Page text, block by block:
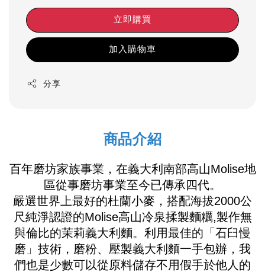
立即購買
加入購物車
分享
商品介紹
百年磨坊家族事業，在義大利南部高山Molise地
區從事磨坊事業至今已傳承四代。
嚴選世界上最好的杜蘭小麥，搭配海拔2000公
尺純淨認證的Molise高山冷泉揉製麵糲,製作無
與倫比的茉莉義大利麵。利用最佳的「石臼慢
磨」技術， 磨粉、壓製義大利麵一手包辦，我
們也是少數可以從原料儲存不用假手於他人的